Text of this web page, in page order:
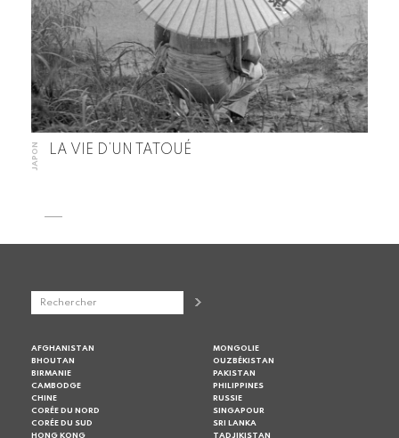
JAPON LA VIE D’UN TATOUÉ
AFGHANISTAN
BHOUTAN
BIRMANIE
CAMBODGE
CHINE
CORÉE DU NORD
CORÉE DU SUD
HONG KONG
MONGOLIE
OUZBÉKISTAN
PAKISTAN
PHILIPPINES
RUSSIE
SINGAPOUR
SRI LANKA
TADJIKISTAN